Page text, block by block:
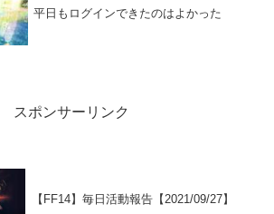
平日もログインできたのはよかった
スポンサーリンク
【FF14】毎日活動報告【2021/09/27】